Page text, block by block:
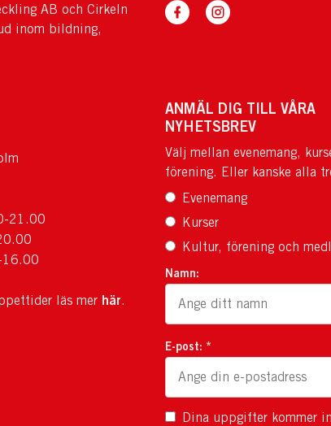
AB och Cirkeln
inom bildning,
21.00
läs mer här.
ANMÄL DIG TILL VÅRA
NYHETSBREV
Välj mellan evenemang,
förening. Eller kanske alla
Evenemang
Kurser
Kultur, förening och
Namn:
E-post: *
Dina uppgifter kommer